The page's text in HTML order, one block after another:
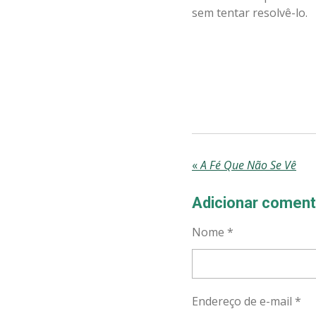
sem tentar resolvê-lo.
«A Fé Que Não Se Vê
Adicionar
Nome *
Endereço de e-mail *